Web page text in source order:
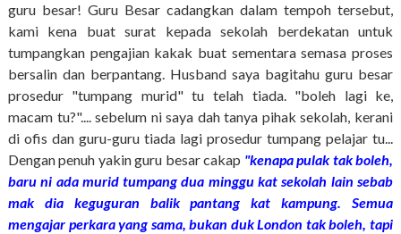
guru besar! Guru Besar cadangkan dalam tempoh tersebut,
kami kena buat surat kepada sekolah berdekatan untuk
tumpangkan pengajian kakak buat sementara semasa proses
bersalin dan berpantang. Husband saya bagitahu guru besar
prosedur "tumpang murid" tu telah tiada. "boleh lagi ke,
macam tu?".... sebelum ni saya dah tanya pihak sekolah, kerani
di ofis dan guru-guru tiada lagi prosedur tumpang pelajar tu...
Dengan penuh yakin guru besar cakap "kenapa pulak tak boleh,
baru ni ada murid tumpang dua minggu kat sekolah lain sebab
mak dia keguguran balik pantang kat kampung. Semua
mengajar perkara yang sama, bukan duk London tak boleh, tapi